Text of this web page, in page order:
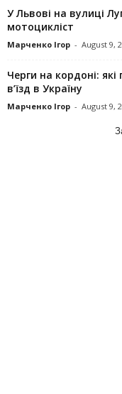
У Львові на вулиці
мотоцикліст
Марченко Ігор - August 9,
Черги на кордоні:
в’їзд в Україну
Марченко Ігор - August 9,